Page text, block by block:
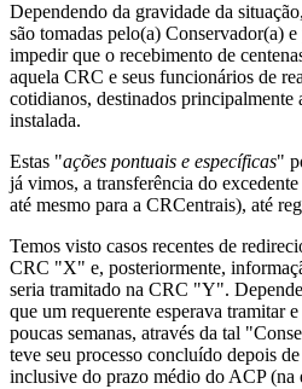
Dependendo da gravidade da situação,
são tomadas pelo(a) Conservador(a)
impedir que o recebimento de
aquela CRC e seus funcionários de
cotidianos, destinados principalmente
instalada.
Estas "ações pontuais e específicas"
já vimos, a transferência do
até mesmo para a CRCentrais), até
Temos visto casos recentes de
CRC "X" e, posteriormente,
seria tramitado na CRC "Y".
que um requerente esperava tramitar
poucas semanas, através da tal
teve seu processo concluído depois
inclusive do prazo médio do ACP (na